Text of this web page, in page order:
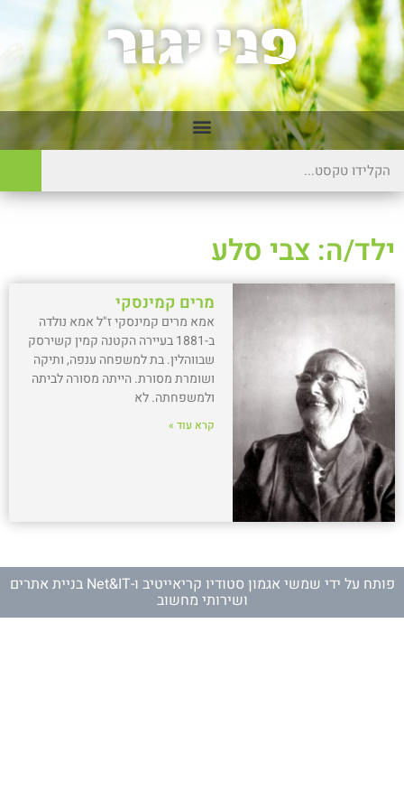
ילד/ה: צבי סלע
מרים קמינסקי
אמא מרים קמינסקי ז"ל אמא נולדה
ב-1881 בעיירה הקטנה קמין קשירסק
שבווהלין. בת למשפחה ענפה, ותיקה
ושומרת מסורת. הייתה מסורה לביתה
ולמשפחתה. לא
קרא עוד »
פותח על ידי שמשי אגמון סטודיו קריאייטיב ו- Net&IT בניית אתרים
ושירותי מחשוב